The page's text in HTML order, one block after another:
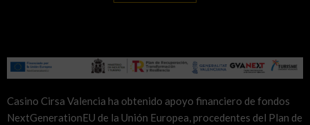
Casino Cirsa Valencia ha obtenido apoyo financiero de fondos
NextGenerationEU de la Unión Europea, procedentes del Plan de